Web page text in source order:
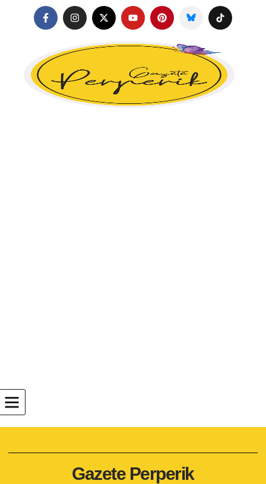
Gazete Perperik